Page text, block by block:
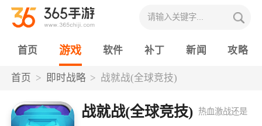
首页 游戏 软件 补丁 新闻 攻略
首页 即时战略 战就战(全球竞技)
战就战(全球竞技) 热血激战还是